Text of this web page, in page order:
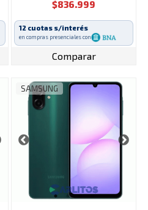
$836.999
12 cuotas s/interés
en compras presenciales con
Comparar
SAMSUNG